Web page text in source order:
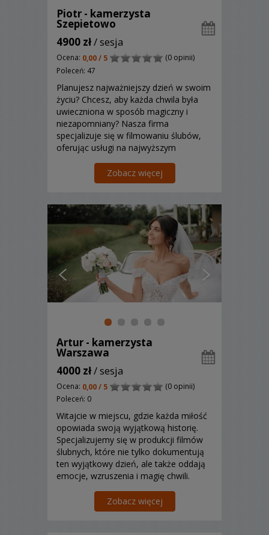
Piotr - kamerzysta
Szepietowo
4900 zł/ sesja
Ocena: 0,00 / 5
(0 opinii)
Poleceń: 47
Planujesz najważniejszy dzień w swoim
życiu? Chcesz, aby każda chwila była
uwieczniona w sposób magiczny i
niezapomniany? Nasza firma
specjalizuje się w filmowaniu ślubów,
oferując usługi na najwyższym
tworzymy filmy, które pozwolą Wam
wracać do tych wyjątkowych
nowoczesnemu spr...
Zobacz więcej
Artur - kamerzysta
Warszawa
4000 zł/ sesja
Ocena: 0,00 / 5
(0 opinii)
Poleceń: 0
Witajcie w miejscu, gdzie każda miłość
opowiada swoją wyjątkową historię.
Specjalizujemy się w produkcji filmów
ślubnych, które nie tylko dokumentują
ten wyjątkowy dzień, ale także oddają
emocje, wzruszenia i magię chwili.
Zobacz więcej